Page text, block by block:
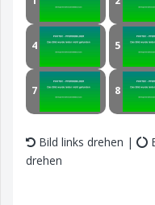
4 5
7 8
Bild links drehen |
drehen